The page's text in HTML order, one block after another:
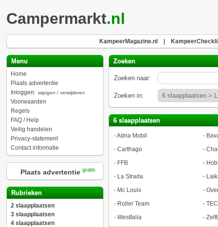
Campermarkt.nl
KampeerMagazine.nl
Menu
Home
Plaats advertentie
Inloggen: wijzigen / verwijderen
Voorwaarden
Regels
FAQ / Help
Veilig handelen
Privacy-statement
Contact informatie
Plaats advertentie gratis
Rubrieken
2 slaapplaatsen
3 slaapplaatsen
4 slaapplaatsen
Zoeken
Zoeken naar:
Zoeken in:
6 slaapplaatsen
-Adria Mobil -
- Carthago -
- FFB -
- La Strada -
- Mc Louis -
- Roller Team - TEC
- Westfalia -